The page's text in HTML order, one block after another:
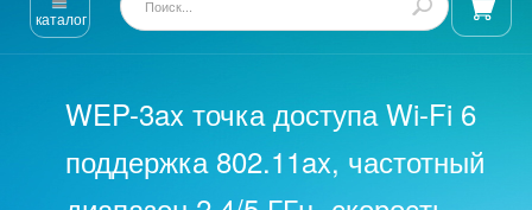
каталог
WEP-3ax точка доступа Wi-Fi 6
поддержка 802.11ax, частотный